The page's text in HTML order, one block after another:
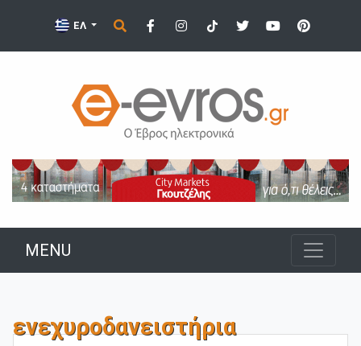
ΕΛ
MENU
ενεχυροδανειστήρια